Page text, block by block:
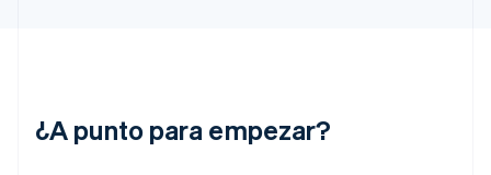
¿A punto para empezar?
India